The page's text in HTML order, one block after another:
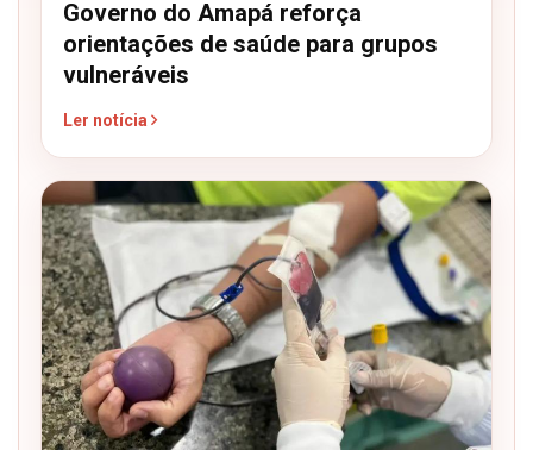
Governo do Amapá reforça
orientações de saúde para grupos
vulneráveis
Ler notícia